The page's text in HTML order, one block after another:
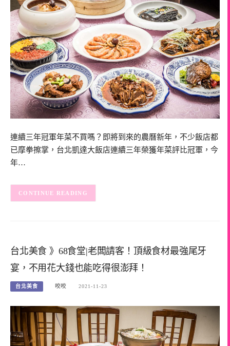
連續三年冠軍年菜不買嗎？即將到來的農曆新年，不少飯店都
已摩拳擦掌，台北凱達大飯店連續三年榮獲年菜評比冠軍，今
年…
CONTINUE READING
台北美食 》68食堂|老闆請客！頂級食材最強尾牙
宴，不用花大錢也能吃得很澎拜！
台北美食 咬咬 2021-11-23